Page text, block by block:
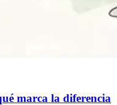
marca la diferencia